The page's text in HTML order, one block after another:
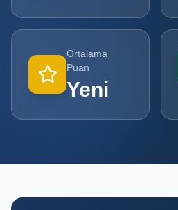
Kampanyalar
POPÜLER
KATEGORILER
Ortalama
Puan
Yeni